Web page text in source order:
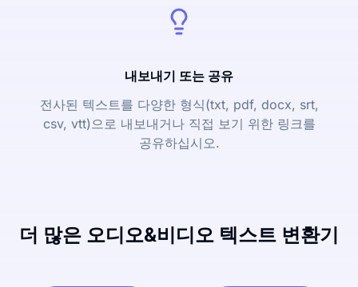
내보내기 또는 공유
전사된 텍스트를 다양한 형식(txt, pdf, docx, srt,
csv, vtt)으로 내보내거나 직접 보기 위한 링크를
공유하십시오.
더 많은 오디오&비디오 텍스트 변환기